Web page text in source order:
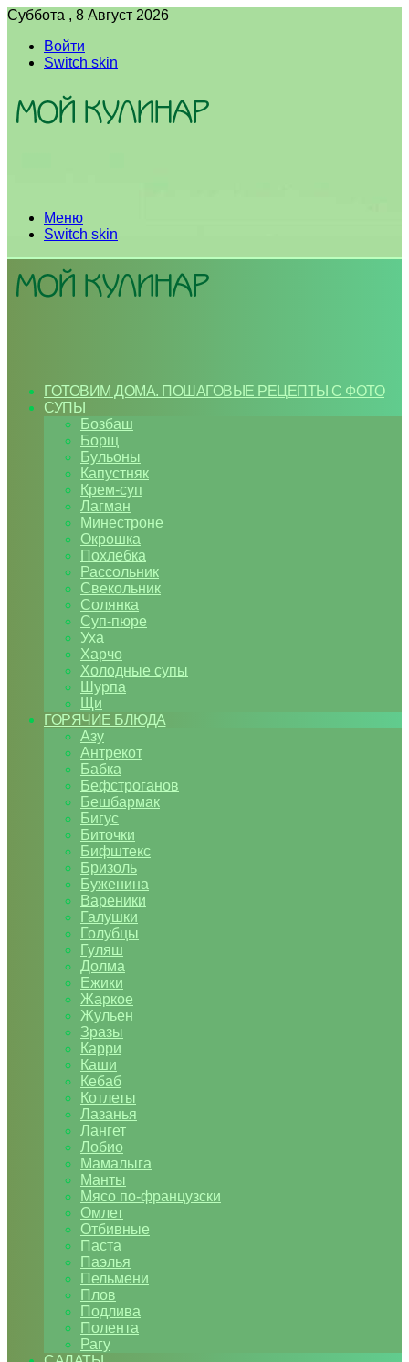
Суббота , 8 Август 2026
Войти
Switch skin
Меню
Switch skin
ГОТОВИМ ДОМА. ПОШАГОВЫЕ РЕЦЕПТЫ С ФОТО
СУПЫ
Бозбаш
Борщ
Бульоны
Капустняк
Крем-суп
Лагман
Минестроне
Окрошка
Похлебка
Рассольник
Свекольник
Солянка
Суп-пюре
Уха
Харчо
Холодные супы
Шурпа
Щи
ГОРЯЧИЕ БЛЮДА
Азу
Антрекот
Бабка
Бефстроганов
Бешбармак
Бигус
Биточки
Бифштекс
Бризоль
Буженина
Вареники
Галушки
Голубцы
Гуляш
Долма
Ежики
Жаркое
Жульен
Зразы
Карри
Каши
Кебаб
Котлеты
Лазанья
Лангет
Лобио
Мамалыга
Манты
Мясо по-французски
Омлет
Отбивные
Паста
Паэлья
Пельмени
Плов
Подлива
Полента
Рагу